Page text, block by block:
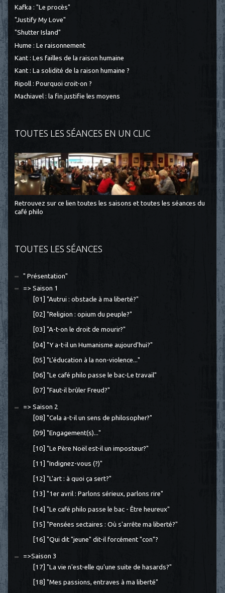
Kafka : "Le procès"
"Justify My Love"
"Shutter Island"
Hume : Le raisonnement
Kant : Les failles de la raison humaine
Kant : La solidité de la raison humaine ?
Ripoll : Pourquoi croit-on ?
Machiavel : la fin justifie les moyens
TOUTES LES SÉANCES EN UN CLIC
Retrouvez sur ce lien toutes les saisons et toutes les séances du
café philo
TOUTES LES SÉANCES
" Présentation"
=> Saison 1
[01] "Autrui : obstacle à ma liberté?"
[02] "Religion : opium du peuple?"
[03] "A-t-on le droit de mourir?"
[04] "Y a-t-il un Humanisme aujourd'hui?"
[05] "L'éducation à la non-violence..."
[06] "Le café philo passe le bac-Le travail"
[07] "Faut-il brûler Freud?"
=> Saison 2
[08] "Cela a-t-il un sens de philosopher?"
[09] "Engagement(s)..."
[10] "Le Père Noël est-il un imposteur?"
[11] "Indignez-vous (?)"
[12] "L'art : à quoi ça sert?"
[13] "1er avril : Parlons sérieux, parlons rire"
[14] "Le café philo passe le bac - Être heureux"
[15] "Pensées sectaires : Où s'arrête ma liberté?"
[16] "Qui dit "jeune" dit-il forcément "con"?
=>Saison 3
[17] "La vie n'est-elle qu'une suite de hasards?"
[18] "Mes passions, entraves à ma liberté"